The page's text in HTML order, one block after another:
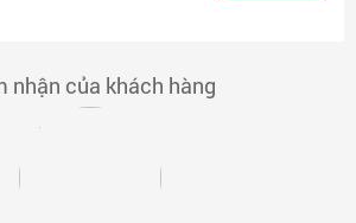
nhận của khách hàng